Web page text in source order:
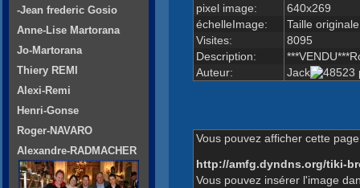
pixel image:
640x269
échelleImage:
Taille originale
Visites:
8095
Description:
Auteur:
Jack
Vous pouvez afficher cette
http://amfg.dyndns.org/tiki-
Vous pouvez insérer l'image
-Jean frederic Gosio
Anne-Lise Martorana
Jo-Martorana
Thiery REMI
Alexi-Remi
Henri-Gonse
Roger-NAVARO
Alexandre-RADMACHER